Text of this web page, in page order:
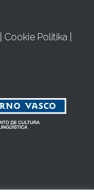
Cookie Politika